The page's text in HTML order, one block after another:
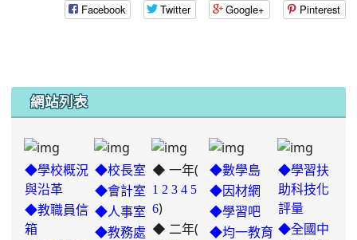
Facebook Twitter Google+ Pinterest
網站列表
◆學校概況
與沿革
◆教職員信
箱
◆校長室
◆會計室
◆人事室
◆教務處
◆ 一年(
1 2 3 4 5
6)
◆ 二年(
◆數學島
◆因材網
◆學習吧
◆均一教育
◆學習扶
助科技化
評量
◆全國中